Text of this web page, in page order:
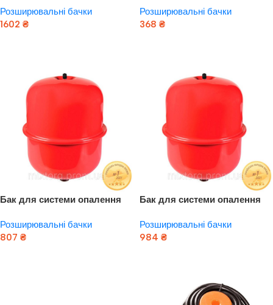
(779144)
Розширювальні бачки
1602 ₴
(779151)
Розширювальні бачки
368 ₴
Бак для системи опалення
(779141)
Розширювальні бачки
807 ₴
Бак для системи опалення
(779142)
Розширювальні бачки
984 ₴